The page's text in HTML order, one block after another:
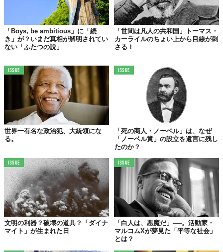
「Boys, be ambitious」に「続
き」が？いまだ真相が解明されてい
ない「ふたつの説」
「世間は凡人の共和国」トーマス・
カーライルのちょい上から目線が刺
さる！
ISSUE
世界一有名な政治犯、大統領にな
る。
ISSUE
「死の商人・ノーベル」は、なぜ
「ノーベル賞」の設立を遺言に残し
たのか？
ISSUE
文明の利器？破壊の道具？「ダイナ
マイト」が生まれた日
ISSUE
「白人は、悪魔だ」──。活動家・
マルコムXが夢見た「平等な社会」
とは？